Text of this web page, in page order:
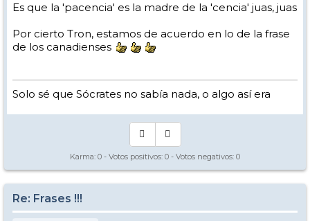
Es que la 'pacencia' es la madre de la 'cencia' juas, juas
Por cierto Tron, estamos de acuerdo en lo de la frase
de los canadienses
Solo sé que Sócrates no sabía nada, o algo así era
Karma: 0 - Votos positivos: 0 - Votos negativos: 0
Re: Frases !!!